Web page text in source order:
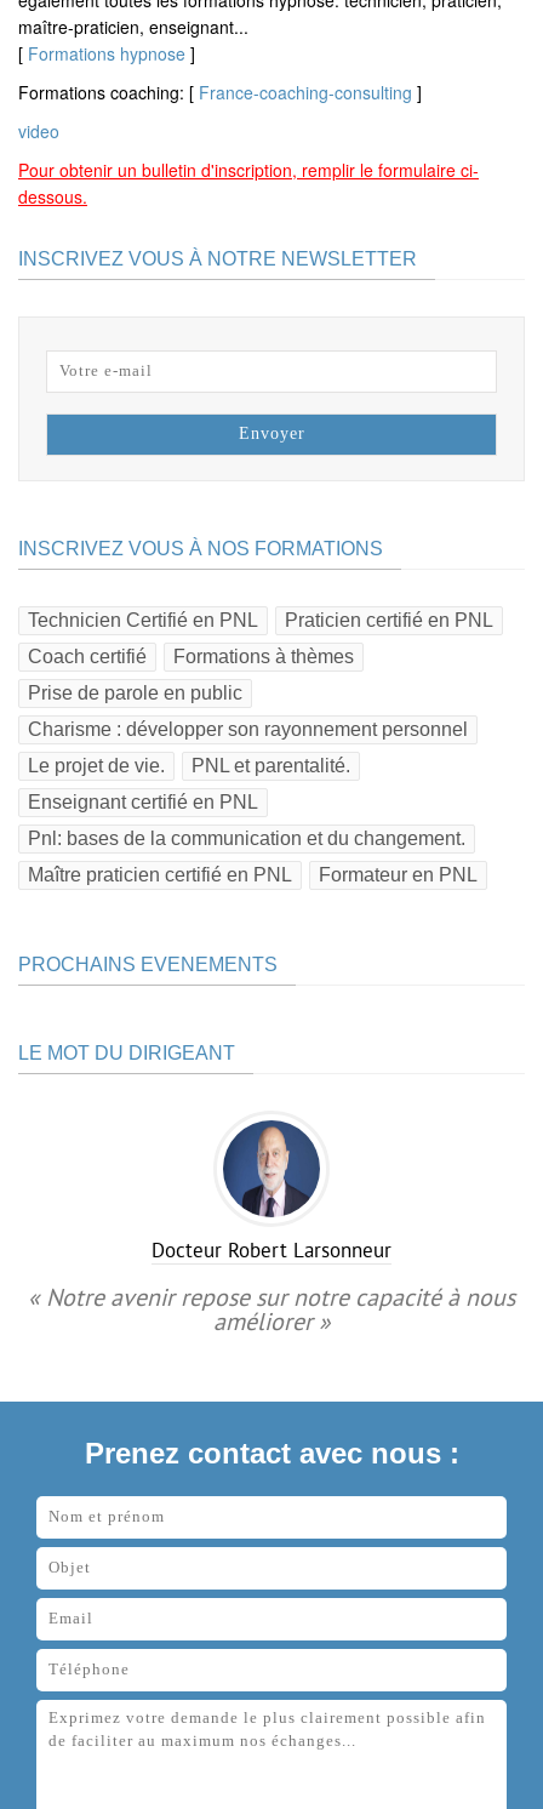
maître-praticien, enseignant...
[ Formations hypnose ]
Formations coaching: [ France-coaching-consulting ]
video
Pour obtenir un bulletin d'inscription, remplir le formulaire ci-
dessous.
INSCRIVEZ VOUS À NOTRE NEWSLETTER
INSCRIVEZ VOUS À NOS FORMATIONS
Technicien Certifié en PNL
Praticien certifié en PNL
Coach certifié
Formations à thèmes
Prise de parole en public
Charisme : développer son rayonnement personnel
Le projet de vie.
PNL et parentalité.
Enseignant certifié en PNL
Pnl: bases de la communication et du changement.
Maître praticien certifié en PNL
Formateur en PNL
PROCHAINS EVENEMENTS
LE MOT DU DIRIGEANT
Docteur Robert Larsonneur
« Notre avenir repose sur notre capacité à nous
améliorer »
Prenez contact avec nous :